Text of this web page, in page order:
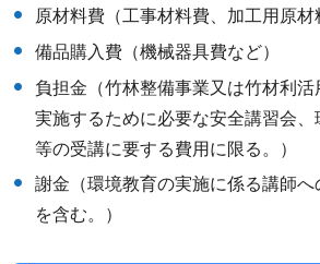
原材料費（工事材料費、加工用原材
備品購入費（機械器具費など）
負担金（竹林整備事業又は竹材利
実施するために必要な安全講習会
等の受講に要する費用に限る。）
謝金（環境教育の実施に係る講師
を含む。）